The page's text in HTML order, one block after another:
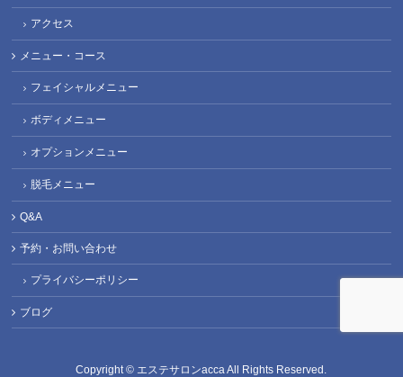
アクセス
メニュー・コース
フェイシャルメニュー
ボディメニュー
オプションメニュー
脱毛メニュー
Q&A
予約・お問い合わせ
プライバシーポリシー
ブログ
Copyright © エステサロンaccaAll Rights Reserved.